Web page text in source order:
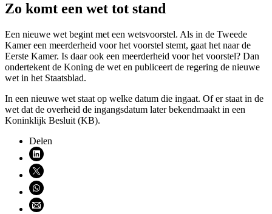
Zo komt een wet tot stand
Een nieuwe wet begint met een wetsvoorstel. Als in de Tweede
Kamer een meerderheid voor het voorstel stemt, gaat het naar de
Eerste Kamer. Is daar ook een meerderheid voor het voorstel? Dan
ondertekent de Koning de wet en publiceert de regering de nieuwe
wet in het Staatsblad.
In een nieuwe wet staat op welke datum die ingaat. Of er staat in de
wet dat de overheid de ingangsdatum later bekendmaakt in een
Koninklijk Besluit (KB).
Delen
Deel via LinkedIn (opent nieuw venster)
Deel via X (opent nieuw venster)
Deel via WhatsApp (opent WhatsApp)
Deel via email (opent email programma)